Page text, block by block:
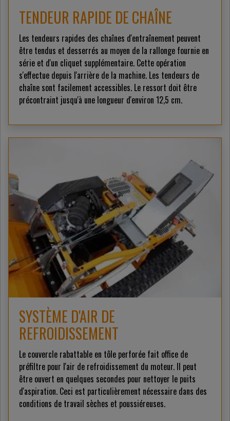
TENDEUR RAPIDE DE CHAÎNE
Les tendeurs rapides des chaînes d'entraînement peuvent
être tendus et desserrés au moyen de la rallonge fournie en
série et d'un cliquet supplémentaire. Cette opération
s'effectue depuis l'arrière de la machine. Les tendeurs de
chaîne sont facilement accessibles. Le ressort doit être
précontraint jusqu'à une longueur d'environ 12,5 cm.
SYSTÈME D'AIR DE
REFROIDISSEMENT
Le couvercle rabattable en tôle perforée fait office de
préfiltre pour l'air de refroidissement du moteur. Il peut
être ouvert en quelques secondes pour nettoyer le puits
d'aspiration. Ceci est particulièrement nécessaire dans des
conditions de travail sèches et poussiéreuses.